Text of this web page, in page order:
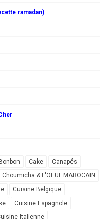
ramadan)
Bonbon Cake
Canapés
Choumicha & L'OEUF MAROCAIN
Cuisine Belgique
Cuisine Espagnole
Italienne